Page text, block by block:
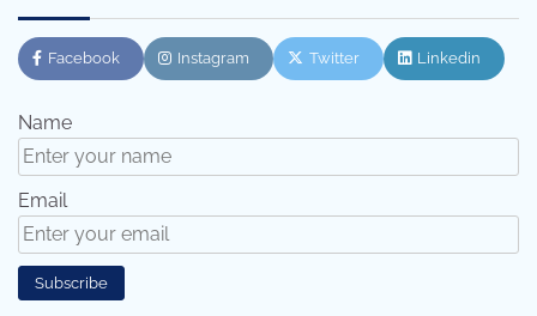
Facebook Instagram Twitter Linkedin
Name
Email